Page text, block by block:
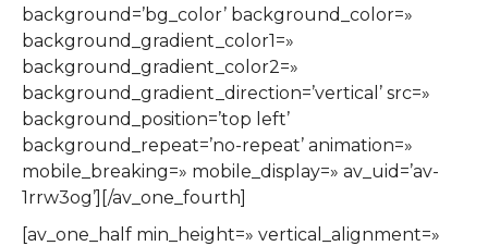
background=’bg_color’ background_color=»
background_gradient_color1=»
background_gradient_color2=»
background_gradient_direction=’vertical’ src=»
background_position=’top left’
background_repeat=’no-repeat’ animation=»
mobile_breaking=» mobile_display=» av_uid=’av-
1rrw3og’][/av_one_fourth]
[av_one_half min_height=» vertical_alignment=»